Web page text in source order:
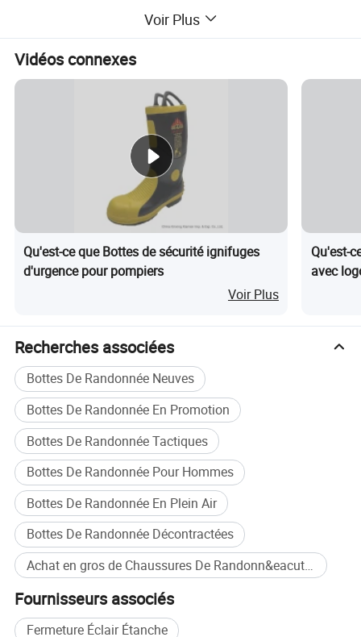
Longueur de l'arbre à chaussures (mm)
254
39 7
6.5
Voir Plus
Vidéos connexes
Qu'est-ce que Bottes de sécurité ignifuges
d'urgence pour pompiers
Voir Plus
Qu'est-
avec
Recherches associées
Bottes De Randonnée Neuves
Bottes De Randonnée En Promotion
Bottes De Randonnée Tactiques
Bottes De Randonnée Pour Hommes
Bottes De Randonnée En Plein Air
Bottes De Randonnée Décontractées
Achat en gros de Chaussures De Randonn&eacute;e
Fournisseurs associés
Fermeture Éclair Étanche